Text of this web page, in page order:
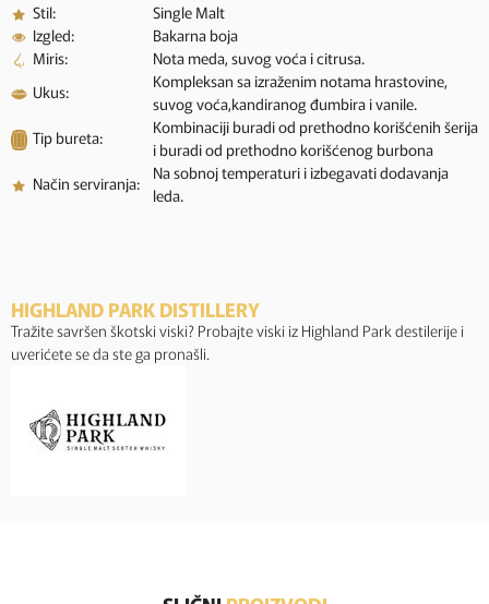
Stil:
Single Malt
Izgled:
Bakarna boja
Miris:
Nota meda, suvog voća i citrusa.
Ukus:
Kompleksan sa izraženim notama hrastovine,
suvog voća,kandiranog đumbira i vanile.
Tip bureta:
Kombinaciji buradi od prethodno korišćenih šerija
i buradi od prethodno korišćenog burbona
Način serviranja:
Na sobnoj temperaturi i izbegavati dodavanja
leda.
HIGHLAND PARK DISTILLERY
Tražite savršen škotski viski? Probajte viski iz Highland Park destilerije i
uverićete se da ste ga pronašli.